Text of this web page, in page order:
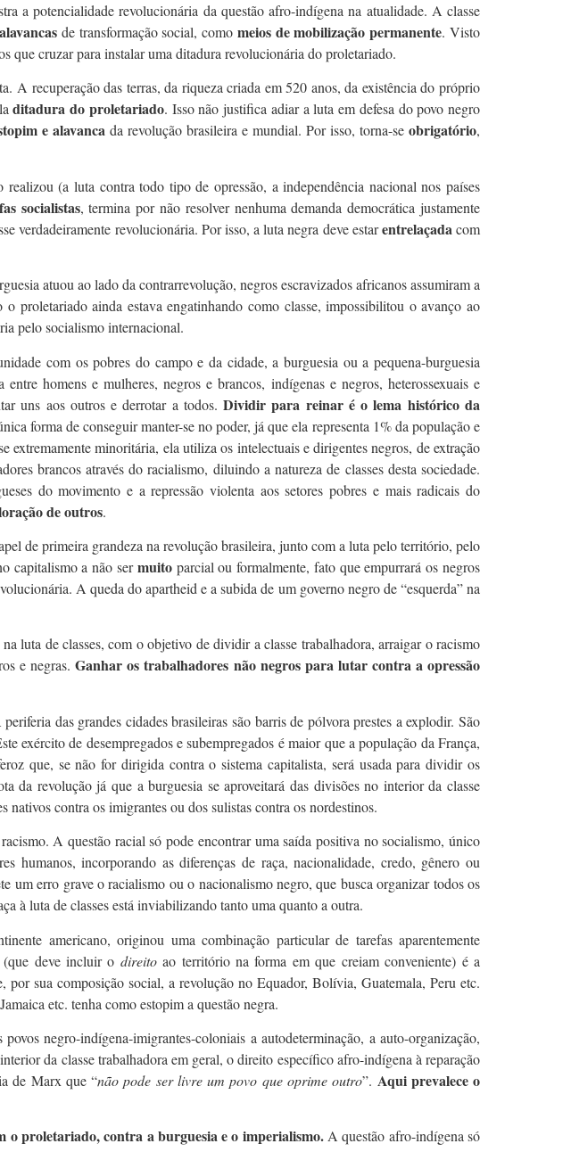
a potencialidade revolucionária da questão afro-indígena na atualidade. A classe
alavancas de transformação social, como meios de mobilização permanente. Visto
que cruzar para instalar uma ditadura revolucionária do proletariado.
A recuperação das terras, da riqueza criada em 520 anos, da existência do próprio
ditadura do proletariado. Isso não justifica adiar a luta em defesa do povo negro
e alavancada revolução brasileira e mundial. Por isso, torna-seobrigatório,
realizou (a luta contra todo tipo de opressão, a independência nacional nos países
socialistas, termina por não resolver nenhuma demanda democrática justamente
verdadeiramente revolucionária. Por isso, a luta negra deve estarentrelaçadacom
atuou ao lado da contrarrevolução, negros escravizados africanos assumiram a
proletariado ainda estava engatinhando como classe, impossibilitou o avanço ao
pelo socialismo internacional.
com os pobres do campo e da cidade, a burguesia ou a pequena-burguesia
homens e mulheres, negros e brancos, indígenas e negros, heterossexuais e
uns aos outros e derrotar a todos.Dividir para reinar é o lema histórico da
forma de conseguir manter-se no poder, já que ela representa 1% da população e
extremamente minoritária, ela utiliza os intelectuais e dirigentes negros, de extração
brancos através do racialismo, diluindo a natureza de classes desta sociedade.
do movimento e a repressão violenta aos setores pobres e mais radicais do
de outros.
de primeira grandeza na revolução brasileira, junto com a luta pelo território, pelo
capitalismo a não sermuitoparcial ou formalmente, fato que empurrará os negros
A queda do apartheid e a subida de um governo negro de “esquerda” na
luta de classes, com o objetivo de dividir a classe trabalhadora, arraigar o racismo
e negras.Ganhar os trabalhadores não negros para lutar contra a opressão
das grandes cidades brasileiras são barris de pólvora prestes a explodir. São
exército de desempregados e subempregados é maior que a população da França,
que, se não for dirigida contra o sistema capitalista, será usada para dividir os
da revolução já que a burguesia se aproveitará das divisões no interior da classe
contra os imigrantes ou dos sulistas contra os nordestinos.
A questão racial só pode encontrar uma saída positiva no socialismo, único
humanos, incorporando as diferenças de raça, nacionalidade, credo, gênero ou
um erro grave o racialismo ou o nacionalismo negro, que busca organizar todos os
à luta de classes está inviabilizando tanto uma quanto a outra.
americano, originou uma combinação particular de tarefas aparentemente
(que deve incluir o direitoao território na forma em que creiam conveniente) é a
sua composição social, a revolução no Equador, Bolívia, Guatemala, Peru etc.
etc. tenha como estopim a questão negra.
negro-indígena-imigrantes-coloniais a autodeterminação, a auto-organização,
da classe trabalhadora em geral, o direito específico afro-indígena à reparação
de Marx que “não pode ser livre um povo que oprime outro”. Aqui prevalece o
o proletariado, contra a burguesia e o imperialismo.A questão afro-indígena só